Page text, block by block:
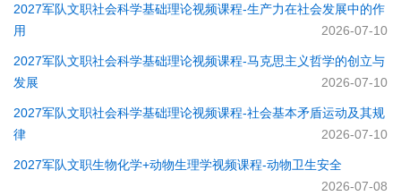
2027军队文职社会科学基础理论视频课程-​生产力在社会发展中的作
用
2026-07-10
2027军队文职社会科学基础理论视频课程-​马克思主义哲学的创立与
发展
2026-07-10
2027军队文职社会科学基础理论视频课程-社会基本矛盾运动及其规
律
2026-07-10
2027军队文职生物化学+动物生理学视频课程-动物卫生安全
2026-07-08